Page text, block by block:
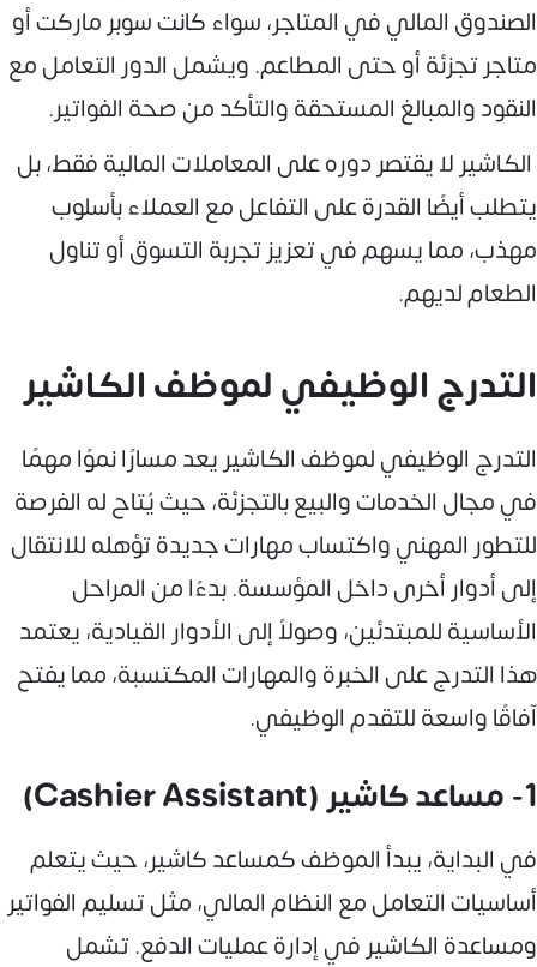
الصندوق المالي في المتاجر، سواء كانت سوبر ماركت أو
متاجر تجزئة أو حتى المطاعم. ويشمل الدور التعامل مع
النقود والمبالغ المستحقة والتأكد من صحة الفواتير.
الكاشير لا يقتصر دوره على المعاملات المالية فقط، بل
يتطلب أيضًا القدرة على التفاعل مع العملاء بأسلوب
مهذب، مما يسهم في تعزيز تجربة التسوق أو تناول
الطعام لديهم.
التدرج الوظيفي لموظف الكاشير
التدرج الوظيفي لموظف الكاشير يعد مسارًا نموًا مهمًا
في مجال الخدمات والبيع بالتجزئة، حيث يُتاح له الفرصة
للتطور المهني واكتساب مهارات جديدة تؤهله للانتقال
إلى أدوار أخرى داخل المؤسسة. بدءًا من المراحل
الأساسية للمبتدئين، وصولاً إلى الأدوار القيادية، يعتمد
هذا التدرج على الخبرة والمهارات المكتسبة، مما يفتح
آفاقًا واسعة للتقدم الوظيفي.
1- مساعد كاشير (Cashier Assistant)
في البداية، يبدأ الموظف كمساعد كاشير، حيث يتعلم
أساسيات التعامل مع النظام المالي، مثل تسليم الفواتير
ومساعدة الكاشير في إدارة عمليات الدفع. تشمل